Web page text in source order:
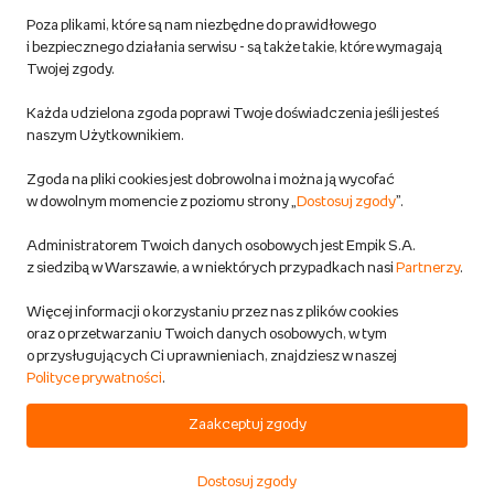
Polityka prywatności empik.com
produktów niebezpiecznych
Dostosuj zgody
Polityka prywatności empik
Raty u partnerów Empiku
Odbiór zużytego sprzętu
Poza plikami, które są nam niezbędne do prawidłowego
i bezpiecznego działania serwisu - są także takie, które wymagają
Twojej zgody.
Każda udzielona zgoda poprawi Twoje doświadczenia jeśli jesteś
naszym Użytkownikiem.
Zgoda na pliki cookies jest dobrowolna i można ją wycofać
w dowolnym momencie z poziomu strony „ Dostosuj zgody”.
Administratorem Twoich danych osobowych jest Empik S.A.
z siedzibą w Warszawie, a w niektórych przypadkach nasi Partnerzy.
Więcej informacji o korzystaniu przez nas z plików cookies
oraz o przetwarzaniu Twoich danych osobowych, w tym
o przysługujących Ci uprawnieniach, znajdziesz w naszej
Polityce prywatności.
Zaakceptuj zgody
Dostosuj zgody